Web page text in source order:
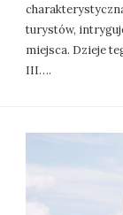
turystów,
miejsca. Dzieje
III….